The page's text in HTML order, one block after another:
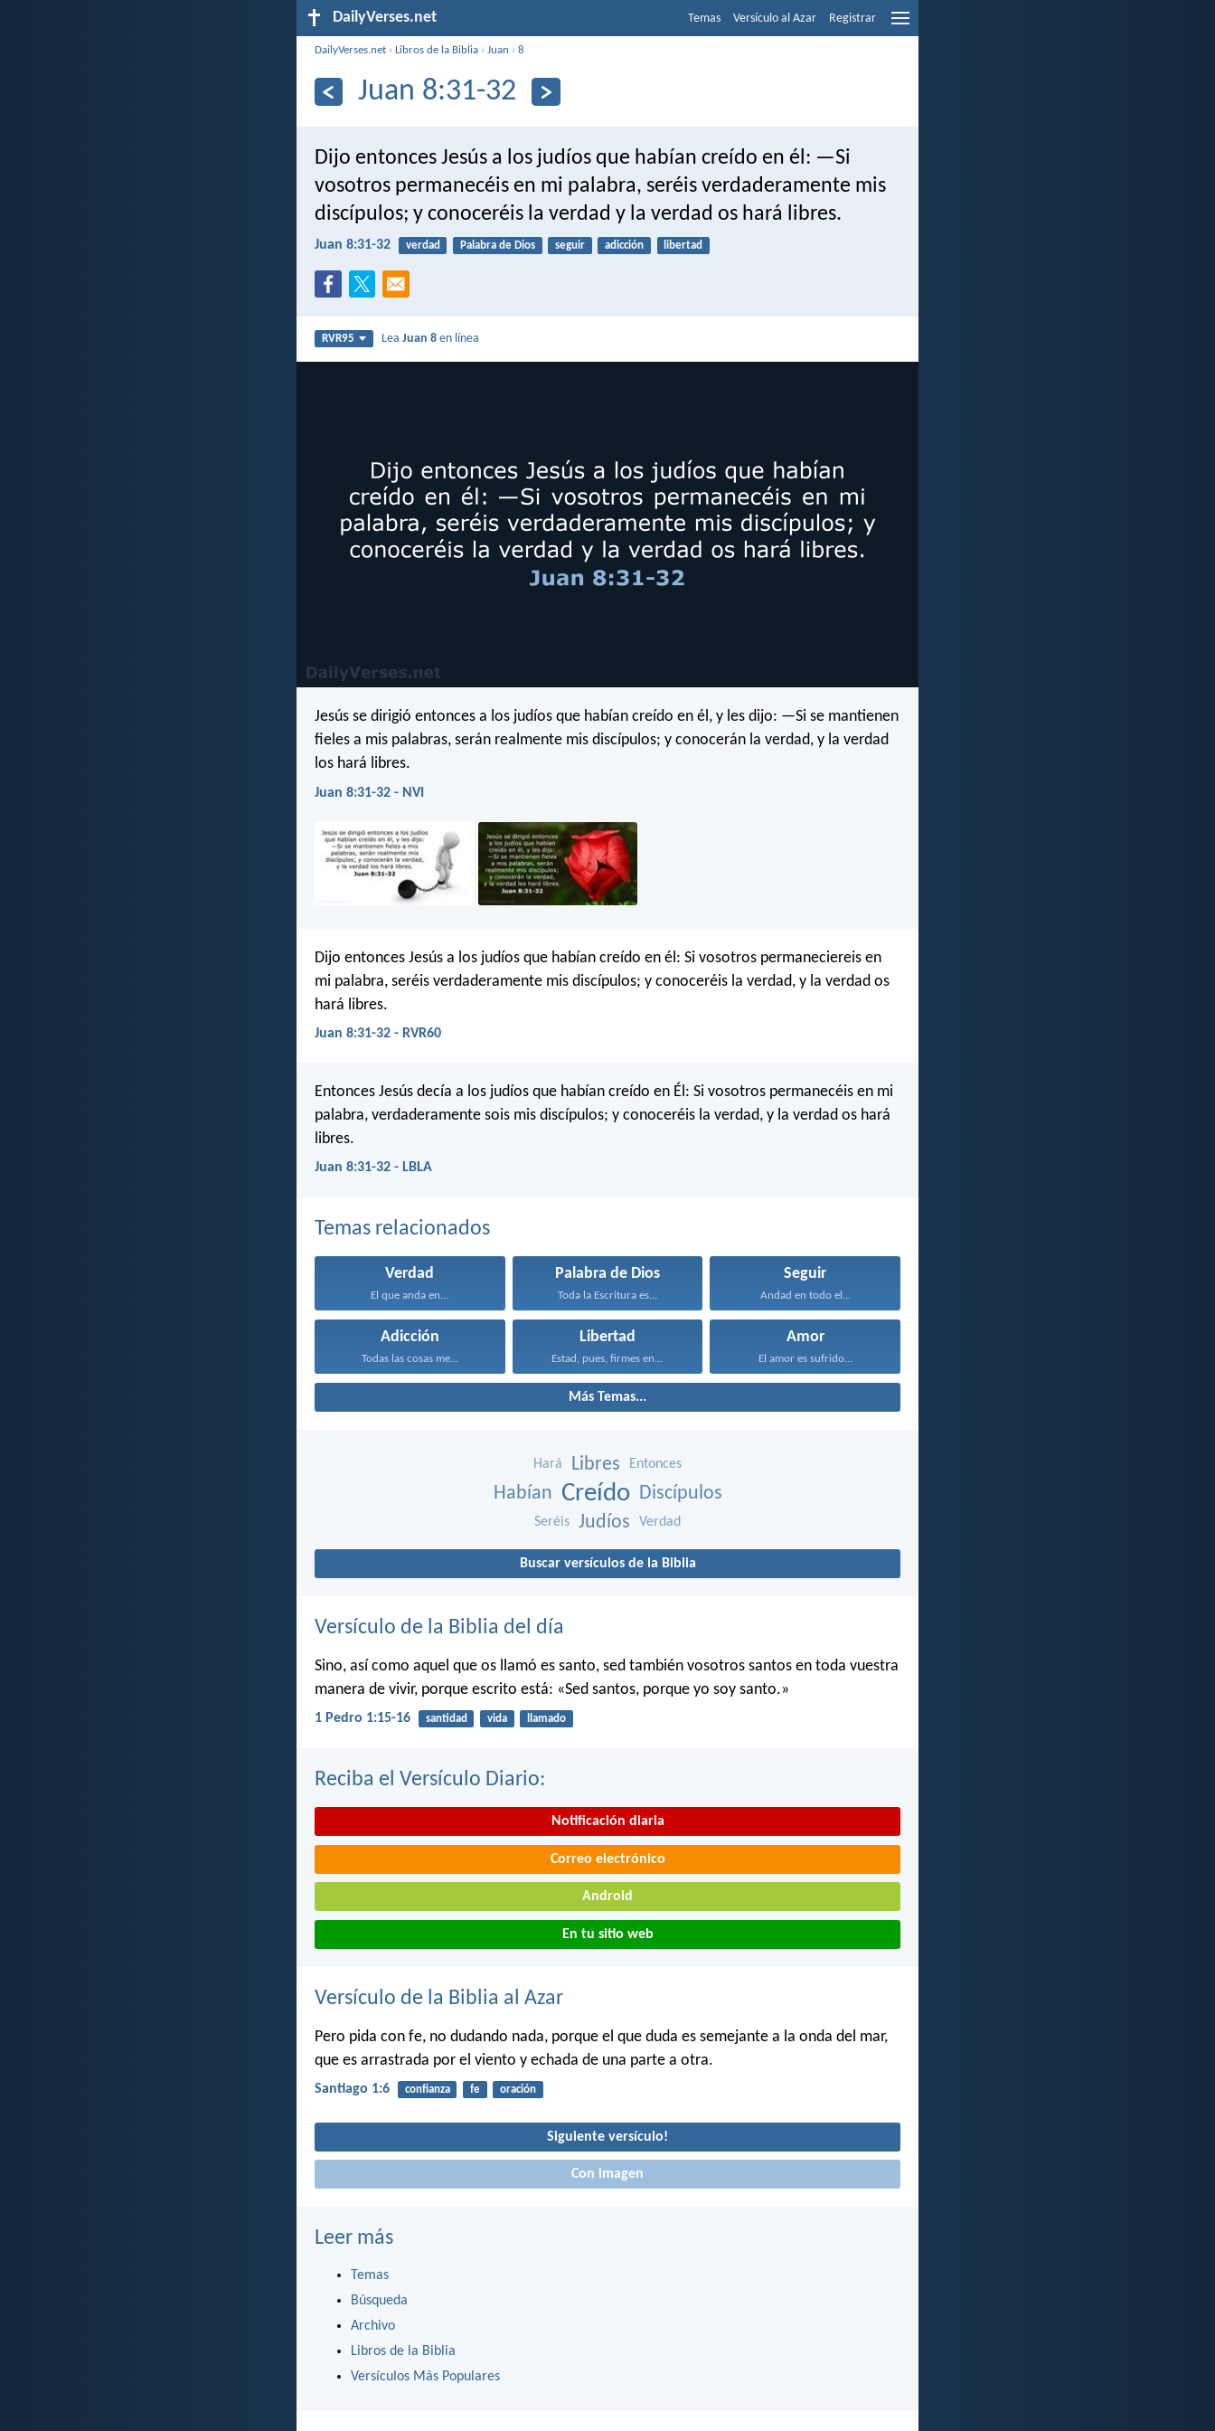
DailyVerses.net Temas Versículo al Azar Registrar
DailyVerses.net ›Libros de la Biblia ›Juan ›8
Juan 8:31-32
Dijo entonces Jesús a los judíos que habían creído en él: —Si
vosotros permanecéis en mi palabra, seréis verdaderamente mis
discípulos; y conoceréis la verdad y la verdad os hará libres.
Juan 8:31-32 verdad Palabra de Dios seguir adicción libertad
RVR95 LeaJuan 8 en línea
Jesús se dirigió entonces a los judíos que habían creído en él, y les dijo: —Si se mantienen
fieles a mis palabras, serán realmente mis discípulos; y conocerán la verdad, y la verdad
los hará libres.
Juan 8:31-32 - NVI
Dijo entonces Jesús a los judíos que habían creído en él: Si vosotros permaneciereis en
mi palabra, seréis verdaderamente mis discípulos; y conoceréis la verdad, y la verdad os
hará libres.
Juan 8:31-32 - RVR60
Entonces Jesús decía a los judíos que habían creído en Él: Si vosotros permanecéis en mi
palabra, verdaderamente sois mis discípulos; y conoceréis la verdad, y la verdad os hará
libres.
Juan 8:31-32 - LBLA
Temas relacionados
Verdad
El que anda en...
Palabra de Dios
Toda la Escritura es...
Seguir
Andad en todo el...
Adicción
Todas las cosas me...
Libertad
Estad, pues, firmes en...
Amor
El amor es sufrido...
Más Temas...
Hará Libres Entonces
Habían Creído Discípulos
Seréis Judíos Verdad
Buscar versículos de la Biblia
Versículo de la Biblia del día
Sino, así como aquel que os llamó es santo, sed también vosotros santos en toda vuestra
manera de vivir, porque escrito está: «Sed santos, porque yo soy santo.»
1 Pedro 1:15-16 santidad vida llamado
Reciba el Versículo Diario:
Notificación diaria
Correo electrónico
Android
En tu sitio web
Versículo de la Biblia al Azar
Pero pida con fe, no dudando nada, porque el que duda es semejante a la onda del mar,
que es arrastrada por el viento y echada de una parte a otra.
Santiago 1:6 confianza fe oración
Siguiente versículo!
Con imagen
Leer más
Temas
Búsqueda
Archivo
Libros de la Biblia
Versículos Más Populares